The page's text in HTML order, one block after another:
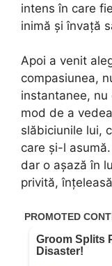
intens în care
inimă și învață
Apoi a venit
compasiunea,
instantanee, nu
mod de a
slăbiciunile lui,
care și-l
dar o așază în
privită,